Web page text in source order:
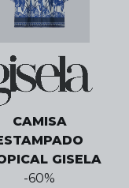
CAMISA
GISELA
-60%